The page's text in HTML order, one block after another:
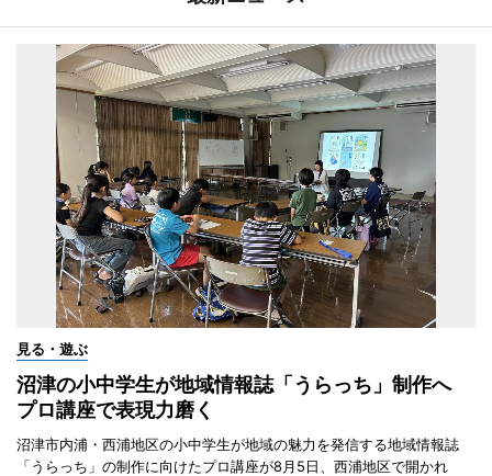
見る・遊ぶ
沼津の小中学生が地域情報誌「うらっち」制作へ
プロ講座で表現力磨く
沼津市内浦・西浦地区の小中学生が地域の魅力を発信する地域情報誌
「うらっち」の制作に向けたプロ講座が8月5日、西浦地区で開かれ